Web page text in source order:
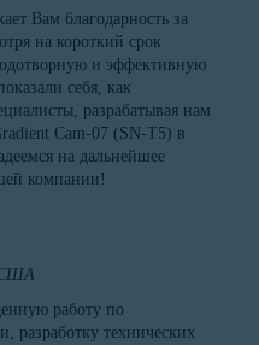
Вам благодарность за
на короткий срок
и эффективную
себя, как
разрабатывая нам
Cam-07 (SN-T5) в
на дальнейшее
компании!
США
работу по
разработку технических